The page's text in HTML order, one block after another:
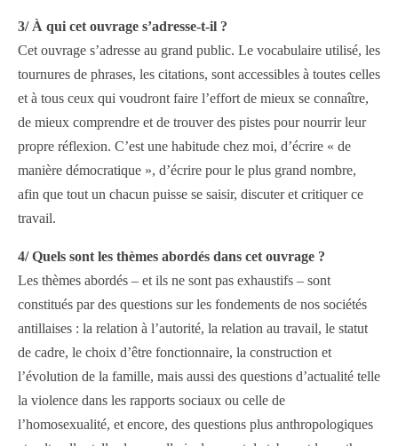
3/ À qui cet ouvrage s’adresse-t-il ?
Cet ouvrage s’adresse au grand public. Le vocabulaire utilisé, les
tournures de phrases, les citations, sont accessibles à toutes celles
et à tous ceux qui voudront faire l’effort de mieux se connaître,
de mieux comprendre et de trouver des pistes pour nourrir leur
propre réflexion. C’est une habitude chez moi, d’écrire « de
manière démocratique », d’écrire pour le plus grand nombre,
afin que tout un chacun puisse se saisir, discuter et critiquer ce
travail.
4/ Quels sont les thèmes abordés dans cet ouvrage ?
Les thèmes abordés – et ils ne sont pas exhaustifs – sont
constitués par des questions sur les fondements de nos sociétés
antillaises : la relation à l’autorité, la relation au travail, le statut
de cadre, le choix d’être fonctionnaire, la construction et
l’évolution de la famille, mais aussi des questions d’actualité telle
la violence dans les rapports sociaux ou celle de
l’homosexualité, et encore, des questions plus anthropologiques